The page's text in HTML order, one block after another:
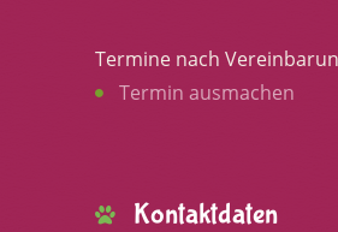
Termine nach
Termin ausmachen
Kontaktdaten